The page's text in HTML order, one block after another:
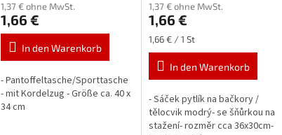
1,37 € ohne MwSt.
1,66 €
In den Warenkorb
- Pantoffeltasche/Sporttasche
- mit Kordelzug - Größe ca. 40 x
34 cm
1,37 € ohne MwSt.
1,66 €
Verkaufspreis:
1,66 € / 1 St
In den Warenkorb
- Sáček pytlík na bačkory /
tělocvik modrý- se šňůrkou na
stažení- rozměr cca 36x30cm-